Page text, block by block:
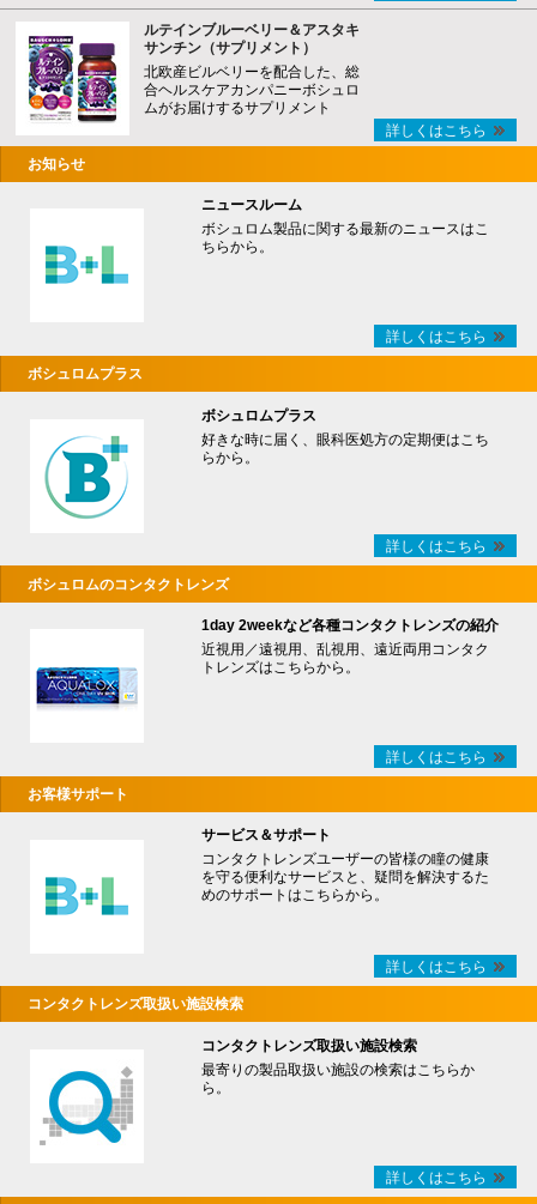
ルテインブルーベリー＆アスタキ
サンチン（サプリメント）
北欧産ビルベリーを配合した、総
合ヘルスケアカンパニーボシュロ
ムがお届けするサプリメント
詳しくはこちら
お知らせ
ニュースルーム
ボシュロム製品に関する最新のニュースはこ
ちらから。
詳しくはこちら
ボシュロムプラス
ボシュロムプラス
好きな時に届く、眼科医処方の定期便はこち
らから。
詳しくはこちら
ボシュロムのコンタクトレンズ
1day 2weekなど各種コンタクトレンズの紹介
近視用／遠視用、乱視用、遠近両用コンタク
トレンズはこちらから。
詳しくはこちら
お客様サポート
サービス＆サポート
コンタクトレンズユーザーの皆様の瞳の健康
を守る便利なサービスと、疑問を解決するた
めのサポートはこちらから。
詳しくはこちら
コンタクトレンズ取扱い施設検索
コンタクトレンズ取扱い施設検索
最寄りの製品取扱い施設の検索はこちらか
ら。
詳しくはこちら